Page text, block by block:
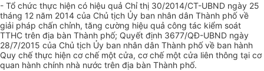
- Tổ chức thực hiện có hiệu quả Chỉ thị 30/2014/CT-UBND ngày 25
tháng 12 năm 2014 của Chủ tịch Ủy ban nhân dân Thành phố về
giải pháp chấn chỉnh, tăng cường hiệu quả công tác kiểm soát
TTHC trên địa bàn Thành phố; Quyết định 3677/QĐ-UBND ngày
28/7/2015 của Chủ tịch Ủy ban nhân dân Thành phố về ban hành
Quy chế thực hiện cơ chế một cửa, cơ chế một cửa liên thông tại cơ
quan hành chính nhà nước trên địa bàn Thành phố.